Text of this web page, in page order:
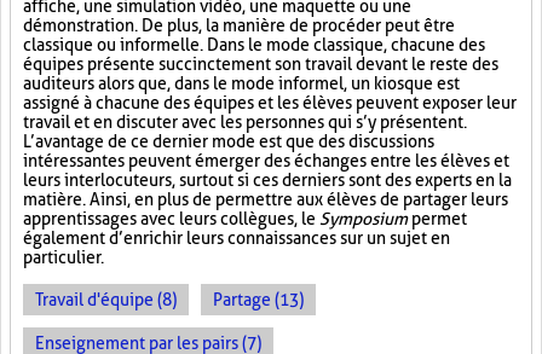
affiche, une simulation vidéo, une maquette ou une
démonstration. De plus, la manière de procéder peut être
classique ou informelle. Dans le mode classique, chacune des
équipes présente succinctement son travail devant le reste des
auditeurs alors que, dans le mode informel, un kiosque est
assigné à chacune des équipes et les élèves peuvent exposer leur
travail et en discuter avec les personnes qui s’y présentent.
L’avantage de ce dernier mode est que des discussions
intéressantes peuvent émerger des échanges entre les élèves et
leurs interlocuteurs, surtout si ces derniers sont des experts en la
matière. Ainsi, en plus de permettre aux élèves de partager leurs
apprentissages avec leurs collègues, le Symposiumpermet
également d’enrichir leurs connaissances sur un sujet en
particulier.
Travail d'équipe (8) Partage (13)
Enseignement par les pairs (7)